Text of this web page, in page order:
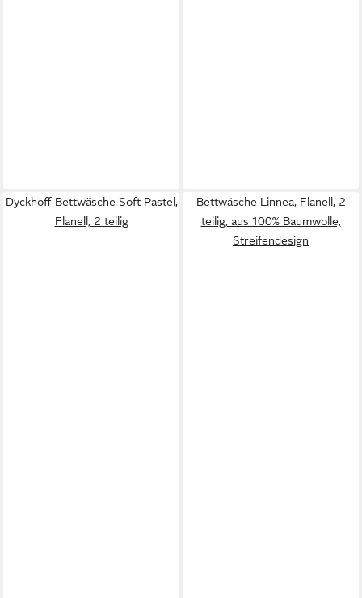
Dyckhoff Bettwäsche Soft Pastel,
Flanell, 2 teilig
Bettwäsche Linnea, Flanell, 2
teilig, aus 100% Baumwolle,
Streifendesign